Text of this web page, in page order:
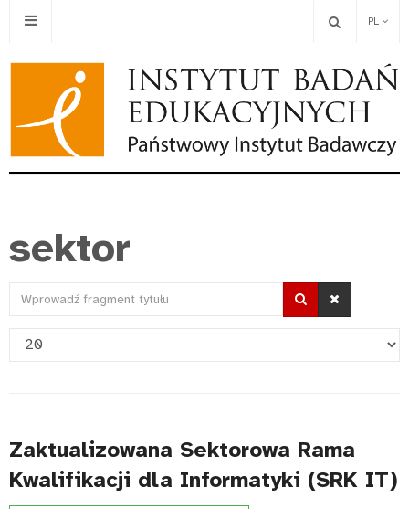
PL
sektor
Wprowadź
tytułu
Pokaż
Zaktualizowana Sektorowa Rama
Kwalifikacji dla Informatyki (SRK IT)